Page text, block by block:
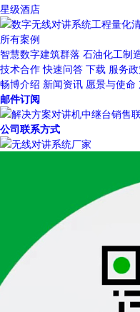
星级酒店
所有案例
智慧数字建筑群落 石油化工制
技术合作 快速问答 下载 服务
畅博介绍 新闻资讯 愿景与使命
邮件订阅
公司联系方式